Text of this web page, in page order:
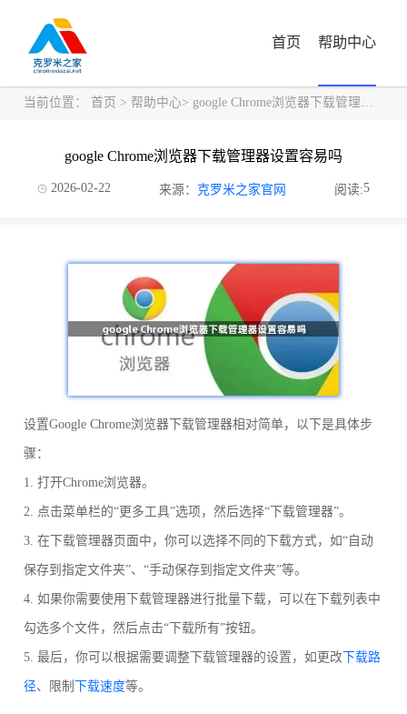
首页 帮助中心
当前位置： 首页 > 帮助中心> google Chrome浏览器下载管理器设置容易吗
google Chrome浏览器下载管理器设置容易吗
2026-02-22 来源： 克罗米之家官网 阅读:5
设置Google Chrome浏览器下载管理器相对简单，以下是具体步
骤：
1. 打开Chrome浏览器。
2. 点击菜单栏的“更多工具”选项，然后选择“下载管理器”。
3. 在下载管理器页面中，你可以选择不同的下载方式，如“自动
保存到指定文件夹”、“手动保存到指定文件夹”等。
4. 如果你需要使用下载管理器进行批量下载，可以在下载列表中
勾选多个文件，然后点击“下载所有”按钮。
5. 最后，你可以根据需要调整下载管理器的设置，如更改下载路
径、限制 下载速度等。